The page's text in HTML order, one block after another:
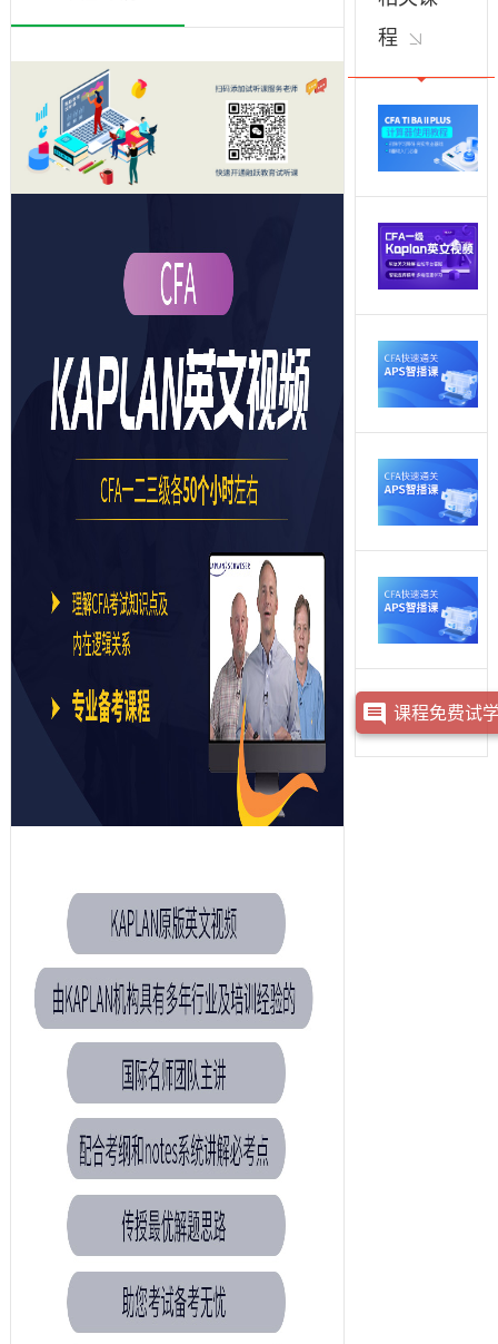
备考无忧，顺利
通过。程
课程免费试